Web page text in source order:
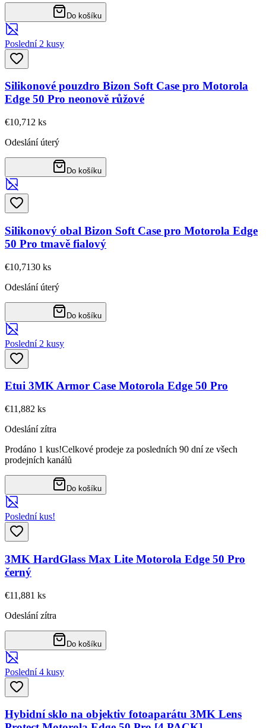
Do košíku
Poslední 2 kusy
Silikonové pouzdro Bizon Soft Case pro Motorola
Edge 50 Pro neonově růžové
€10,71 2 ks
Odeslání úterý
Do košíku
Silikonový obal Bizon Soft Case pro Motorola Edge
50 Pro tmavě fialový
€10,7130 ks
Odeslání úterý
Do košíku
Poslední 2 kusy
Etui 3MK Armor Case Motorola Edge 50 Pro
€11,882 ks
Odeslání zítra
Prodáno 1 kus!Celkové prodeje za posledních 90 dní ze všech
prodejních kanálů
Do košíku
Poslední kus!
3MK HardGlass Max Lite Motorola Edge 50 Pro
černý
€11,881 ks
Odeslání zítra
Do košíku
Poslední 4 kusy
Hybidní sklo na objektiv fotoaparátu 3MK Lens